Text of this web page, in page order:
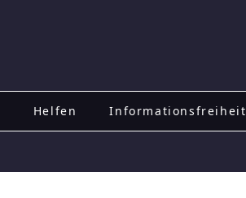
Helfen Informationsfreiheit